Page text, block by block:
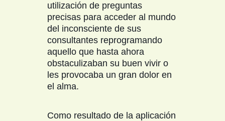
utilización de preguntas
precisas para acceder al mundo
del inconsciente de sus
consultantes reprogramando
aquello que hasta ahora
obstaculizaban su buen vivir o
les provocaba un gran dolor en
el alma.
Como resultado de la aplicación